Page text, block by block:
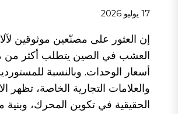
17 يوليو 2026
إن العثور على مصنّعين موثوقين
العشب في الصين يتطلب أكثر من
أسعار الوحدات. وبالنسبة
والعلامات التجارية الخاصة، تظهر
الحقيقية في تكوين المحرك،